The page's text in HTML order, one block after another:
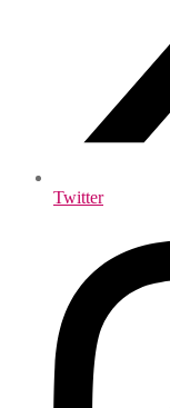
Twitter